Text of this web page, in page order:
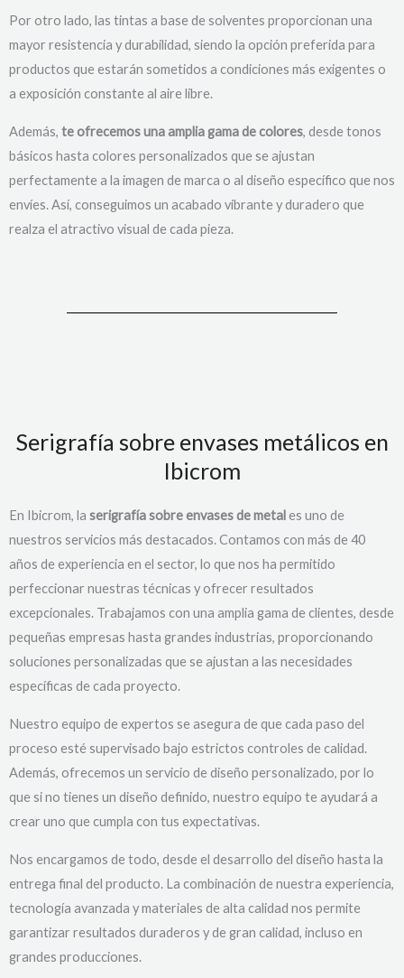
Por otro lado, las tintas a base de solventes proporcionan una
mayor resistencia y durabilidad, siendo la opción preferida para
productos que estarán sometidos a condiciones más exigentes o
a exposición constante al aire libre.
Además, te ofrecemos una amplia gama de colores, desde tonos
básicos hasta colores personalizados que se ajustan
perfectamente a la imagen de marca o al diseño específico que nos
envíes. Así, conseguimos un acabado vibrante y duradero que
realza el atractivo visual de cada pieza.
Serigrafía sobre envases metálicos en
Ibicrom
En Ibicrom, la serigrafía sobre envases de metales uno de
nuestros servicios más destacados. Contamos con más de 40
años de experiencia en el sector, lo que nos ha permitido
perfeccionar nuestras técnicas y ofrecer resultados
excepcionales. Trabajamos con una amplia gama de clientes, desde
pequeñas empresas hasta grandes industrias, proporcionando
soluciones personalizadas que se ajustan a las necesidades
específicas de cada proyecto.
Nuestro equipo de expertos se asegura de que cada paso del
proceso esté supervisado bajo estrictos controles de calidad.
Además, ofrecemos un servicio de diseño personalizado, por lo
que si no tienes un diseño definido, nuestro equipo te ayudará a
crear uno que cumpla con tus expectativas.
Nos encargamos de todo, desde el desarrollo del diseño hasta la
entrega final del producto. La combinación de nuestra experiencia,
tecnología avanzada y materiales de alta calidad nos permite
garantizar resultados duraderos y de gran calidad, incluso en
grandes producciones.